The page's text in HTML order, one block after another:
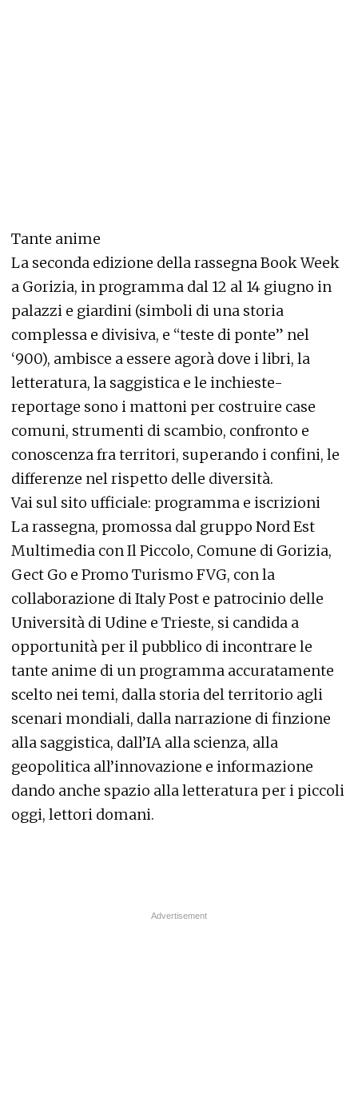
Tante anime
La seconda edizione della rassegna Book Week
a Gorizia, in programma dal 12 al 14 giugno in
palazzi e giardini (simboli di una storia
complessa e divisiva, e “teste di ponte” nel
‘900), ambisce a essere agorà dove i libri, la
letteratura, la saggistica e le inchieste-
reportage sono i mattoni per costruire case
comuni, strumenti di scambio, confronto e
conoscenza fra territori, superando i confini, le
differenze nel rispetto delle diversità.
Vai sul sito ufficiale: programma e iscrizioni
La rassegna, promossa dal gruppo Nord Est
Multimedia con Il Piccolo, Comune di Gorizia,
Gect Go e Promo Turismo FVG, con la
collaborazione di Italy Post e patrocinio delle
Università di Udine e Trieste, si candida a
opportunità per il pubblico di incontrare le
tante anime di un programma accuratamente
scelto nei temi, dalla storia del territorio agli
scenari mondiali, dalla narrazione di finzione
alla saggistica, dall’IA alla scienza, alla
geopolitica all’innovazione e informazione
dando anche spazio alla letteratura per i piccoli
oggi, lettori domani.